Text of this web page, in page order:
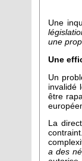
Une
une
Une
Un
invalidé
être
La
a des